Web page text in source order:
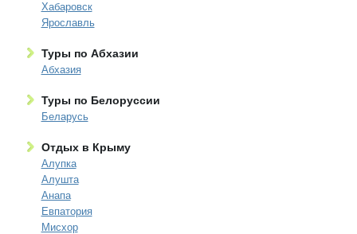
Хабаровск
Ярославль
Туры по Абхазии
Абхазия
Туры по Белоруссии
Беларусь
Отдых в Крыму
Алупка
Алушта
Анапа
Евпатория
Мисхор